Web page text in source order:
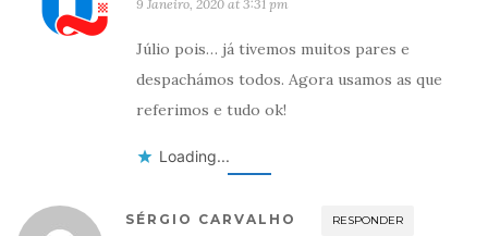
9 Janeiro, 2020 at 3:31 pm
Júlio pois… já tivemos muitos pares e
despachámos todos. Agora usamos as que
referimos e tudo ok!
Loading...
SÉRGIO CARVALHO RESPONDER